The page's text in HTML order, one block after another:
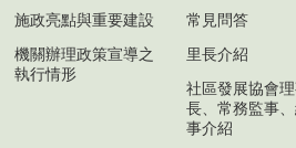
施政亮點與重要建設
機關辦理政策宣導之
執行情形
常見問答
里長介紹
社區發展協會
長、常務監事
事介紹